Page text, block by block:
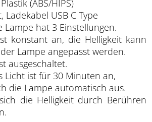
(ABS/HIPS)
USB C Type
Lampe hat 3 Einstellungen.
konstant an, die Helligkeit kann
Lampe angepasst werden.
ausgeschaltet.
Licht ist für 30 Minuten an,
die Lampe automatisch aus.
die Helligkeit durch Berühren